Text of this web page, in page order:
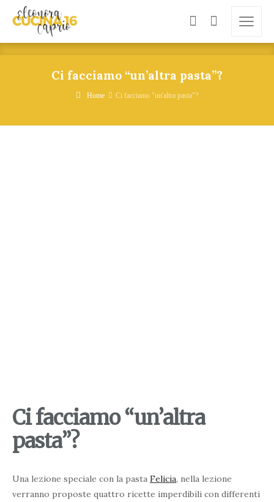
Ci facciamo “un’altra pasta”?
Home Ci facciamo "un'altra pasta"?
Ci facciamo “un’altra
pasta”?
Una lezione speciale con la pasta Felicia, nella lezione
verranno proposte quattro ricette imperdibili con differenti